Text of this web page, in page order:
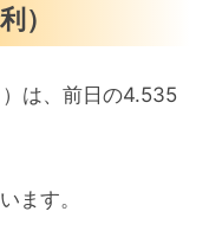
）
は、前日の4.535
ます。